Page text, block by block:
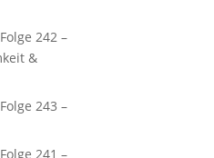
242 –
&
243 –
241 –